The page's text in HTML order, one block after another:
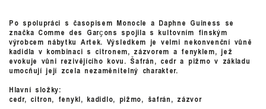
Po spolupráci s časopisem Monocle a Daphne Guiness se
značka Comme des Garҫons spojila s kultovním finským
výrobcem nábytku Artek. Výsledkem je velmi nekonvenční vůně
kadidla v kombinaci s citronem, zázvorem a fenyklem, jež
evokuje vůni rezivějícího kovu. Šafrán, cedr a pižmo v základu
umocňují její zcela nezaměnitelný charakter.
Hlavní složky:
cedr, citron, fenykl, kadidlo, pižmo, šafrán, zázvor